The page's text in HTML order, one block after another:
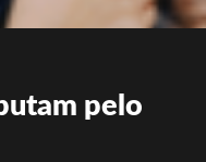
pelo